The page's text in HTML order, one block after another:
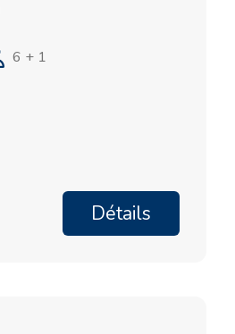
6 + 1
Détails